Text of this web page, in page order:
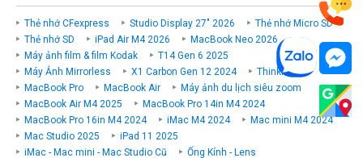
Thẻ nhớ CFexpress Studio Display 27" 2026
Thẻ nhớ Micro SD
Thẻ nhớ SD
iPad Air M4 2026
MacBook Neo 2026
Máy ảnh film & film Kodak
T14 Gen 6 2025
Máy Ảnh Mirrorless
X1 Carbon Gen 12 2024
ThinkPad P
MacBook Pro
MacBook Air
Máy ảnh du lịch siêu zoom
MacBook Air M4 2025
MacBook Pro 14in M4 2024
MacBook Pro 16in M4 2024
iMac M4 2024
Mac mini M4 2024
Mac Studio 2025
iPad 11 2025
iMac - Mac mini - Mac Studio Cũ
Ống Kính - Lens